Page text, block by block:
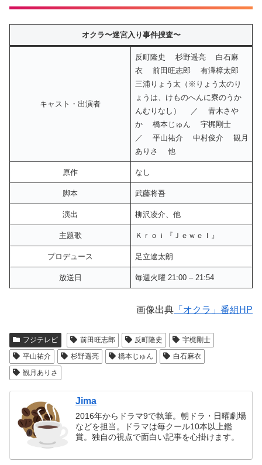
オクラ〜迷宮入り事件捜査〜
キャスト・出演者
反町隆史 杉野遥亮 白石麻
衣 前田旺志郎 有澤樟太郎
三浦りょう太（※りょう太のり
ょうは、けものへんに寮のうか
んむりなし） ／ 青木さや
か 橋本じゅん 宇梶剛士
／ 平山祐介 中村俊介 観月
ありさ 他
原作 なし
脚本 武藤将吾
演出 柳沢凌介、他
主題歌 Ｋｒｏｉ『Ｊｅｗｅｌ』
プロデュース 足立遼太朗
放送日 毎週火曜 21:00 – 21:54
画像出典 「オクラ」番組HP
フジテレビ 前田旺志郎 反町隆史
宇梶剛士
平山祐介
杉野遥亮 橋本じゅん
白石麻衣
観月ありさ
Jima
2016年からドラマ9で執筆。朝ドラ・日曜劇場
などを担当。ドラマは毎クール10本以上鑑
賞。独自の視点で面白い記事を心掛けます。